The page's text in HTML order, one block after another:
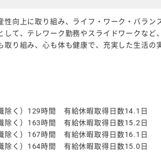
向上に取り組み、ライフ・ワーク・バラン
て、テレワーク勤務やスライドワークなど、
り組み、心も体も健康で、充実した生活の
く）129時間 有給休暇取得日数14.1日
く）163時間 有給休暇取得日数15.2日
く）167時間 有給休暇取得日数16.1日
く）164時間 有給休暇取得日数15.0日